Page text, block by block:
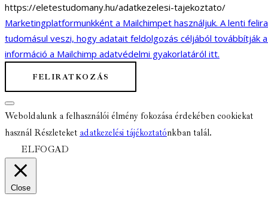
https://eletestudomany.hu/adatkezelesi-tajekoztato/
Marketingplatformunkként a Mailchimpet használjuk. A lenti
tudomásul veszi, hogy adatait feldolgozás céljából továbbítják
információ a Mailchimp adatvédelmi gyakorlatáról itt.
Weboldalunk a felhasználói élmény fokozása érdekében cookiekat
használ Részleteket adatkezelési tájékoztatónkban talál.
ELFOGAD
Close